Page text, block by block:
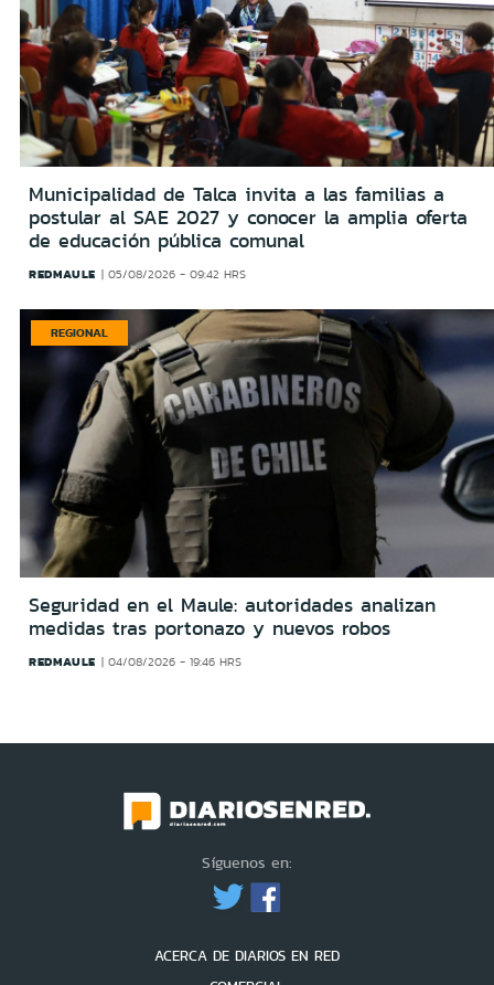
Municipalidad de Talca invita a las familias a
postular al SAE 2027 y conocer la amplia oferta
de educación pública comunal
REDMAULE 05/08/2026 - 09:42 HRS
REGIONAL
Seguridad en el Maule: autoridades analizan
medidas tras portonazo y nuevos robos
REDMAULE 04/08/2026 - 19:46 HRS
Síguenos en:
ACERCA DE DIARIOS EN RED